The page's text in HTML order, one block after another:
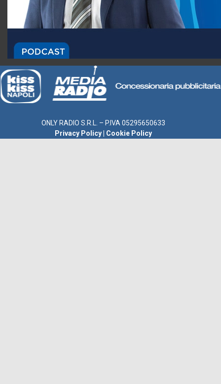
ONLY RADIO S.R.L. – P.IVA 05295650633
Privacy Policy
Cookie Policy